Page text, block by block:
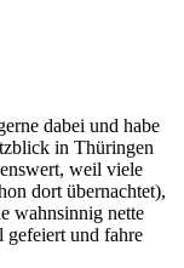
dabei und habe
in Thüringen
weil viele
dort übernachtet),
wahnsinnig nette
gefeiert und fahre